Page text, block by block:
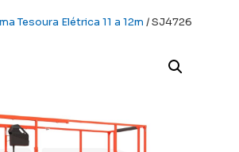
Tesoura Elétrica 11 a 12m / SJ4726